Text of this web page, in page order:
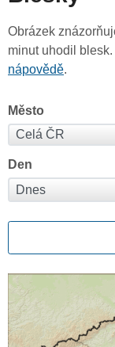
Obrázek
minut uhodil
nápovědě.
Město
Den